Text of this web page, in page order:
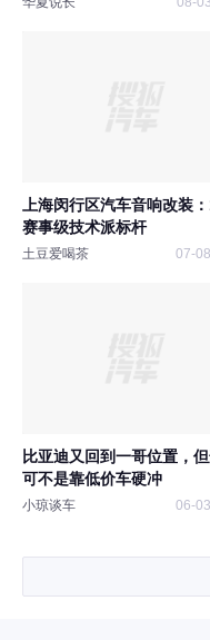
上海闵行区汽车音响改装
赛事级技术派标杆
土豆爱喝茶 07-
比亚迪又回到一哥位置，
可不是靠低价车硬冲
小琼谈车 06-